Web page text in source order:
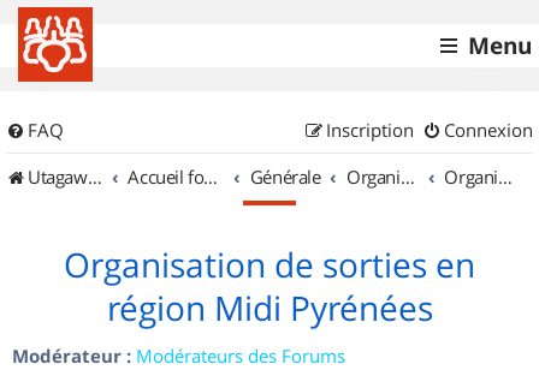
Menu
FAQ Connexion
Inscription
UtagawaVTT (Randos VTT et VTTAE avec traces GPS)
Accueil forum Générale Organisation de sorties & Recherche de partenaires Organisation de sorties en région Midi Pyrénées
Organisation de sorties en
région Midi Pyrénées
Modérateur : Modérateurs des Forums